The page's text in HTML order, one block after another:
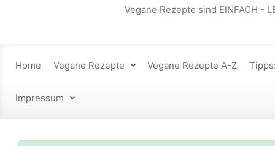
Vegane Rezepte sind EINFACH -
Home Vegane Rezepte Vegane Rezepte A-Z
Impressum